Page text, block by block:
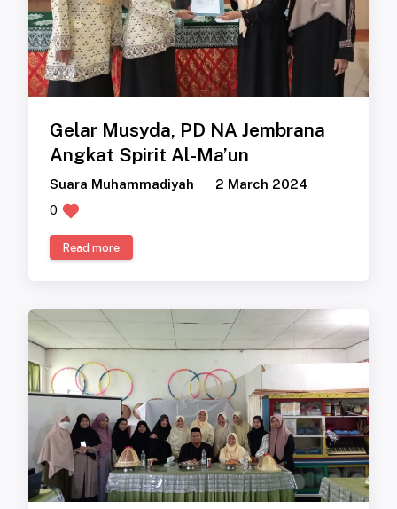
Gelar Musyda, PD NA Jembrana
Angkat Spirit Al-Ma’un
Suara Muhammadiyah
2 March 2024
0
Read more